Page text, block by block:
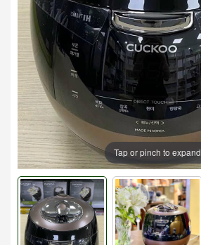
Tap or pinch to expand